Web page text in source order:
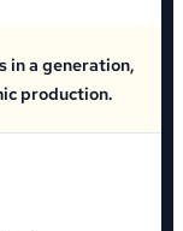
in a generation,
production.